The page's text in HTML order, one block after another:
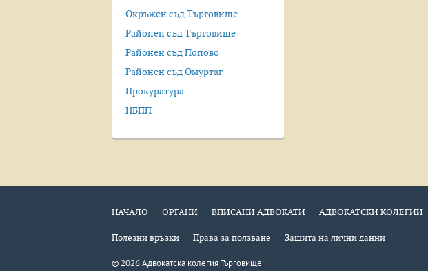
Окръжен съд Търговище
Районен съд Търговище
Районен съд Попово
Районен съд Омуртаг
Прокуратура
НБПП
НАЧАЛО ОРГАНИ ВПИСАНИ АДВОКАТИ АДВОКАТСКИ КОЛЕГИИ
Полезни връзки Права за ползване Защита на лични данни
© 2026Адвокатска колегия Търговище